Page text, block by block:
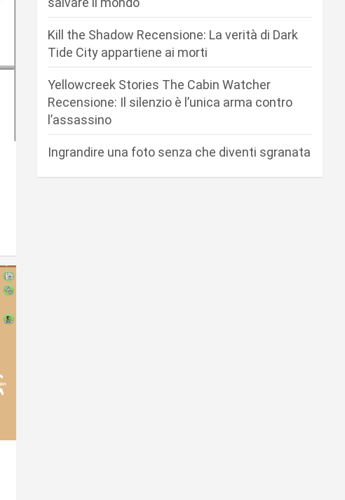
Kill the Shadow Recensione: La verità di Dark
Tide City appartiene ai morti
Yellowcreek Stories The Cabin Watcher
Recensione: Il silenzio è l’unica arma contro
l’assassino
Ingrandire una foto senza che diventi sgranata